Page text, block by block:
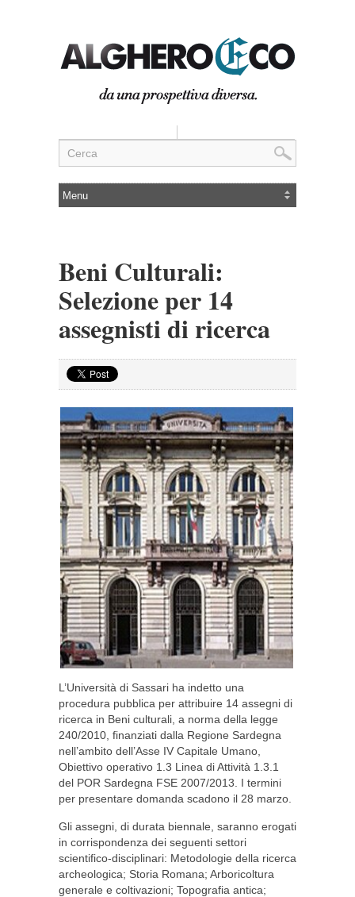
Beni Culturali:
Selezione per 14
assegnisti di ricerca
L’Università di Sassari ha indetto una
procedura pubblica per attribuire 14 assegni di
ricerca in Beni culturali, a norma della legge
240/2010, finanziati dalla Regione Sardegna
nell’ambito dell’Asse IV Capitale Umano,
Obiettivo operativo 1.3 Linea di Attività 1.3.1
del POR Sardegna FSE 2007/2013. I termini
per presentare domanda scadono il 28 marzo.
Gli assegni, di durata biennale, saranno erogati
in corrispondenza dei seguenti settori
scientifico-disciplinari: Metodologie della ricerca
archeologica; Storia Romana; Arboricoltura
generale e coltivazioni; Topografia antica;